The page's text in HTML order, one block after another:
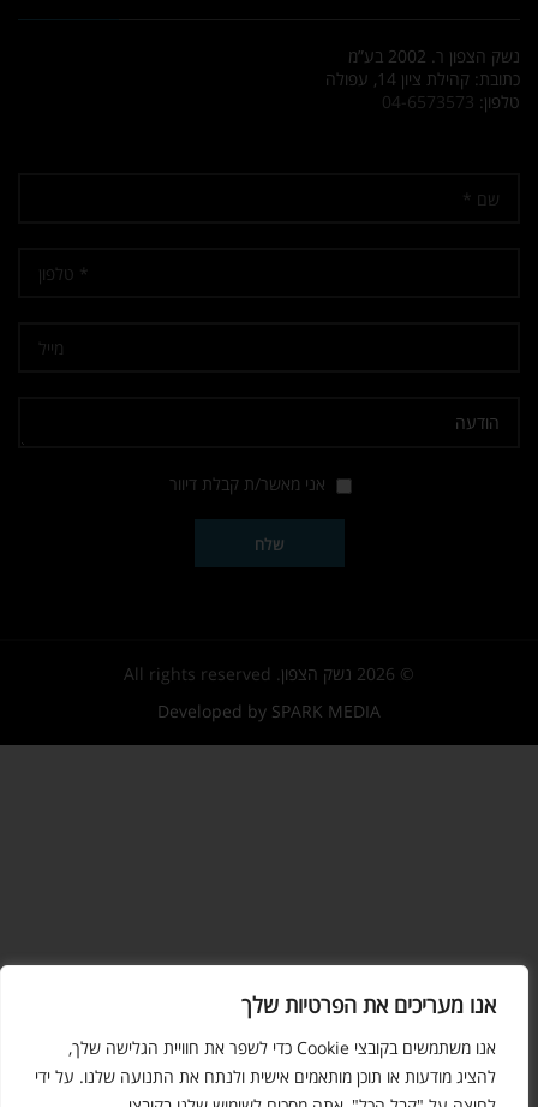
אנו מעריכים את הפרטיות שלך
אנו משתמשים בקובצי Cookie כדי לשפר את חוויית הגלישה שלך,
להציג מודעות או תוכן מותאמים אישית ולנתח את התנועה שלנו. על ידי
נשק הצפון ר. 2002 בע”מ
כתובת: קהילת ציון 14, עפולה
טלפון: 04-6573573
אני מאשר/ת קבלת דיוור
© 2026 נשק הצפון. All rights reserved
Developed by SPARK MEDIA